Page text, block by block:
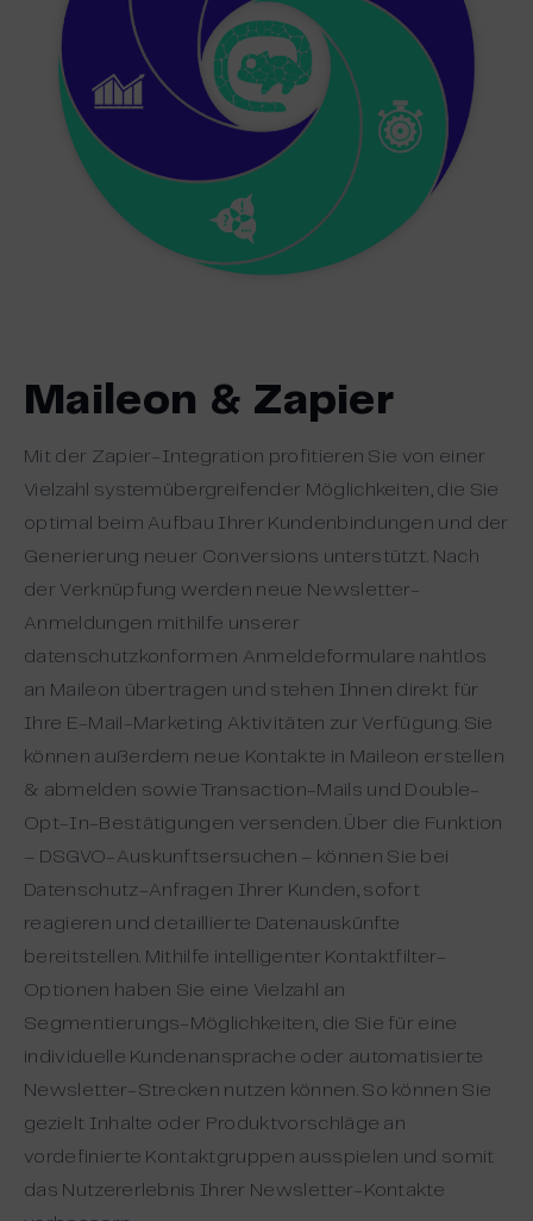
Maileon & Zapier
Mit der Zapier-Integration profitieren Sie von einer
Vielzahl systemübergreifender Möglichkeiten, die Sie
optimal beim Aufbau Ihrer Kundenbindungen und der
Generierung neuer Conversions unterstützt. Nach
der Verknüpfung werden neue Newsletter-
Anmeldungen mithilfe unserer
datenschutzkonformen Anmeldeformulare nahtlos
an Maileon übertragen und stehen Ihnen direkt für
Ihre E-Mail-Marketing Aktivitäten zur Verfügung. Sie
können außerdem neue Kontakte in Maileon erstellen
& abmelden sowie Transaction-Mails und Double-
Opt-In-Bestätigungen versenden. Über die Funktion
– DSGVO-Auskunftsersuchen – können Sie bei
Datenschutz-Anfragen Ihrer Kunden, sofort
reagieren und detaillierte Datenauskünfte
bereitstellen. Mithilfe intelligenter Kontaktfilter-
Optionen haben Sie eine Vielzahl an
Segmentierungs-Möglichkeiten, die Sie für eine
individuelle Kundenansprache oder automatisierte
Newsletter-Strecken nutzen können. So können Sie
gezielt Inhalte oder Produktvorschläge an
vordefinierte Kontaktgruppen ausspielen und somit
das Nutzererlebnis Ihrer Newsletter-Kontakte